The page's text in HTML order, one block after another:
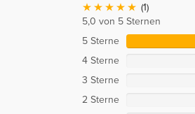
(1)
5,0 von 5 Sternen
5 Sterne
4 Sterne
3 Sterne
2 Sterne